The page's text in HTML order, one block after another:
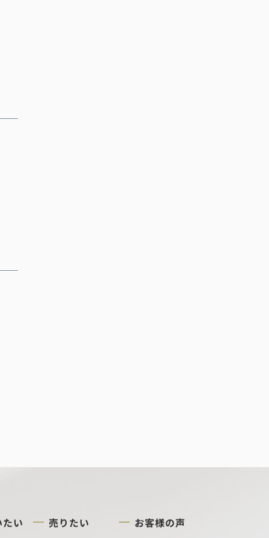
い
売りたい お客様の声